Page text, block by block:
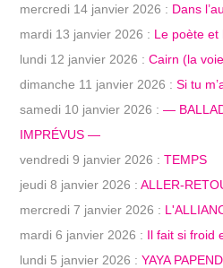
mercredi 14 janvier 2026 : Dans
mardi 13 janvier 2026 : Le poète et
lundi 12 janvier 2026 :Cairn (la
dimanche 11 janvier 2026 :Si tu
samedi 10 janvier 2026 :—
IMPRÉVUS —
vendredi 9 janvier 2026 :TEMPS
jeudi 8 janvier 2026 :ALLER-
mercredi 7 janvier 2026 :
mardi 6 janvier 2026 : Il fait si froid
lundi 5 janvier 2026 :YAYA